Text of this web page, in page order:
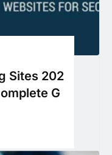
Sites 202
G